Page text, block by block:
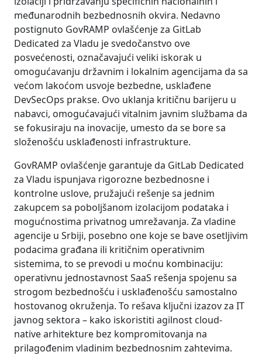
međunarodnih bezbednosnih okvira. Nedavno
postignuto GovRAMP ovlašćenje za GitLab
Dedicated za Vladu je svedočanstvo ove
posvećenosti, označavajući veliki iskorak u
omogućavanju državnim i lokalnim agencijama da sa
većom lakoćom usvoje bezbedne, usklađene
DevSecOps prakse. Ovo uklanja kritičnu barijeru u
nabavci, omogućavajući vitalnim javnim službama da
se fokusiraju na inovacije, umesto da se bore sa
složenošću usklađenosti infrastrukture.
GovRAMP ovlašćenje garantuje da GitLab Dedicated
za Vladu ispunjava rigorozne bezbednosne i
kontrolne uslove, pružajući rešenje sa jednim
zakupcem sa poboljšanom izolacijom podataka i
mogućnostima privatnog umrežavanja. Za vladine
agencije u Srbiji, posebno one koje se bave osetljivim
podacima građana ili kritičnim operativnim
sistemima, to se prevodi u moćnu kombinaciju:
operativnu jednostavnost SaaS rešenja spojenu sa
strogom bezbednošću i usklađenošću samostalno
hostovanog okruženja. To rešava ključni izazov za IT
javnog sektora – kako iskoristiti agilnost cloud-
native arhitekture bez kompromitovanja na
prilagođenim vladinim bezbednosnim zahtevima.